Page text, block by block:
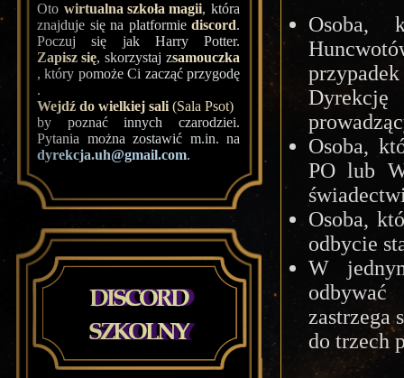
Oto wirtualna szkoła magii, która
znajduje się na platformie discord.
Poczuj się jak Harry Potter.
Zapisz się, skorzystaj zsamouczka
, który pomoże Ci zacząć przygodę
.
Wejdź do wielkiej sali (Sala Psot)
by poznać innych czarodziei.
Pytania można zostawić m.in. na
dyrekcja.uh@gmail.com.
Osoba,
Osoba,
PO lub
Osoba,
odbycie
W
zastrzega
do trzech